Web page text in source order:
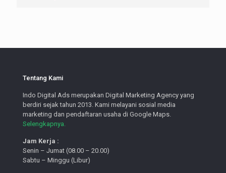
Tentang Kami
Indo Digital Ads merupakan Digital Marketing Agency yang
berdiri sejak tahun 2013. Kami melayani sosial media
marketing dan pendaftaran usaha di Google Maps.
Selengkapnya.
Jam Kerja :
Senin – Jumat (08.00 – 20.00)
Sabtu – Minggu (Libur)